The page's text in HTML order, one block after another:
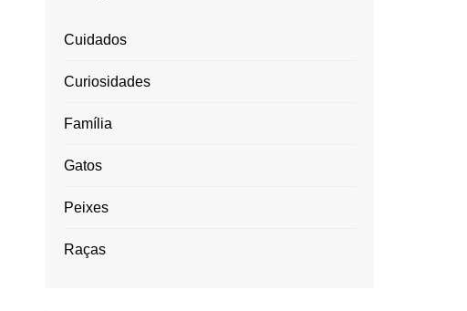
Cuidados
Curiosidades
Família
Gatos
Peixes
Raças